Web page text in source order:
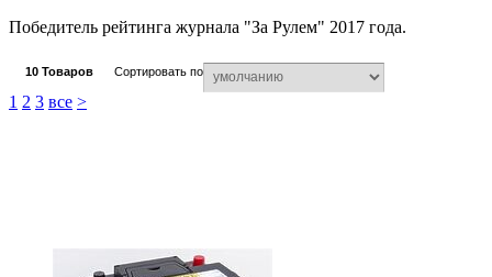
Победитель рейтинга журнала "За Рулем" 2017 года.
10 Товаров Сортировать по
1 2 3 все >